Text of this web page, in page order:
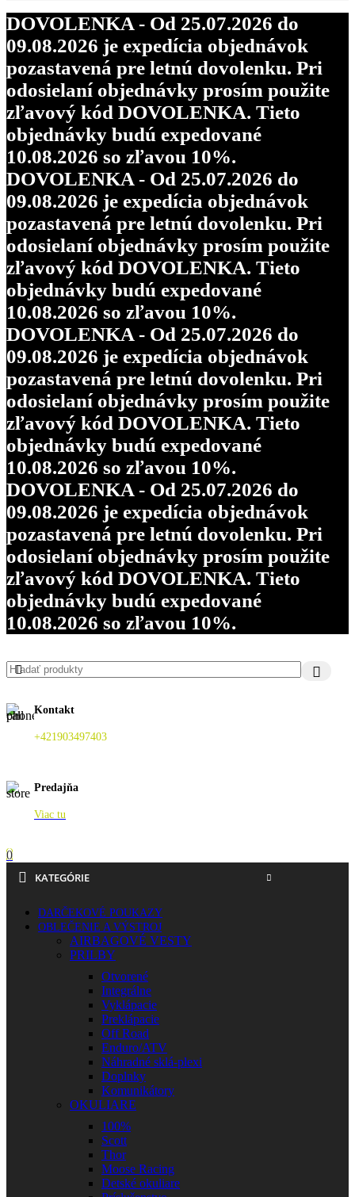
DOVOLENKA - Od 25.07.2026 do
09.08.2026 je expedícia objednávok
pozastavená pre letnú dovolenku. Pri
odosielaní objednávky prosím použite
zľavový kód DOVOLENKA. Tieto
objednávky budú expedované
10.08.2026 so zľavou 10%.
DOVOLENKA - Od 25.07.2026 do
09.08.2026 je expedícia objednávok
pozastavená pre letnú dovolenku. Pri
odosielaní objednávky prosím použite
zľavový kód DOVOLENKA. Tieto
objednávky budú expedované
10.08.2026 so zľavou 10%.
DOVOLENKA - Od 25.07.2026 do
09.08.2026 je expedícia objednávok
pozastavená pre letnú dovolenku. Pri
odosielaní objednávky prosím použite
zľavový kód DOVOLENKA. Tieto
objednávky budú expedované
10.08.2026 so zľavou 10%.
DOVOLENKA - Od 25.07.2026 do
09.08.2026 je expedícia objednávok
pozastavená pre letnú dovolenku. Pri
odosielaní objednávky prosím použite
zľavový kód DOVOLENKA. Tieto
objednávky budú expedované
10.08.2026 so zľavou 10%.
Kontakt
+421903497403
Predajňa
Viac tu
0
KATEGÓRIE
DARČEKOVÉ POUKAZY
OBLEČENIE A VÝSTROJ
AIRBAGOVÉ VESTY
PRILBY
Otvorené
Integrálne
Vyklápacie
Preklápacie
Off Road
Enduro/ATV
Náhradné sklá-plexi
Doplnky
Komunikátory
OKULIARE
100%
Scott
Thor
Moose Racing
Detské okuliare